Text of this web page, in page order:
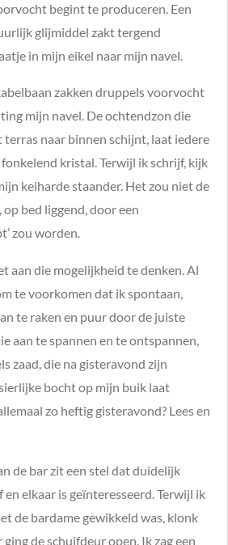
begint te produceren. Een
glijmiddel zakt tergend
in mijn eikel naar mijn navel.
zakken druppels voorvocht
mijn navel. De ochtendzon die
terras naar binnen schijnt, laat iedere
kristal. Terwijl ik schrijf, kijk
keiharde staander. Het zou niet de
bed liggend, door een
zou worden.
aan die mogelijkheid te denken. Al
te voorkomen dat ik spontaan,
te raken en puur door de juiste
aan te spannen en te ontspannen,
zaad, die na gisteravond zijn
bocht op mijn buik laat
zo heftig gisteravond? Lees en
de bar zit een stel dat duidelijk
en elkaar is geïnteresseerd. Terwijl ik
de bardame gewikkeld was, klonk
de schuifdeur open. Ik zag een